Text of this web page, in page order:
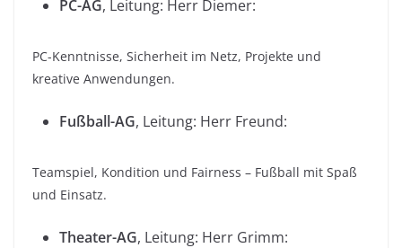
PC-AG, Leitung: Herr Diemer:
PC-Kenntnisse, Sicherheit im Netz, Projekte und
kreative Anwendungen.
Fußball-AG, Leitung: Herr Freund:
Teamspiel, Kondition und Fairness – Fußball mit Spaß
und Einsatz.
Theater-AG, Leitung: Herr Grimm: